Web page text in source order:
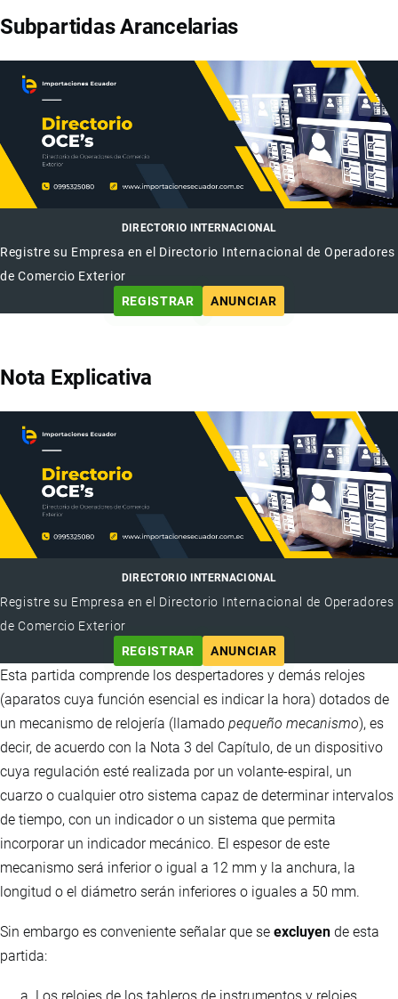
Subpartidas Arancelarias
DIRECTORIO INTERNACIONAL
Registre su Empresa en el Directorio Internacional de Operadores
de Comercio Exterior
REGISTRAR
ANUNCIAR
Nota Explicativa
DIRECTORIO INTERNACIONAL
Registre su Empresa en el Directorio Internacional de Operadores
de Comercio Exterior
REGISTRAR
ANUNCIAR
Esta partida comprende los despertadores y demás relojes
(aparatos cuya función esencial es indicar la hora) dotados de
un mecanismo de relojería (llamado pequeño mecanismo), es
decir, de acuerdo con la Nota 3 del Capítulo, de un dispositivo
cuya regulación esté realizada por un volante-espiral, un
cuarzo o cualquier otro sistema capaz de determinar intervalos
de tiempo, con un indicador o un sistema que permita
incorporar un indicador mecánico. El espesor de este
mecanismo será inferior o igual a 12 mm y la anchura, la
longitud o el diámetro serán inferiores o iguales a 50 mm.
Sin embargo es conveniente señalar que se excluyen de esta
partida: